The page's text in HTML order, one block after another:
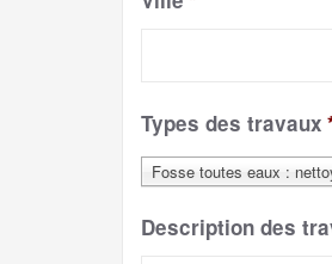
Types des travaux
Fosse toutes eaux :
Description des